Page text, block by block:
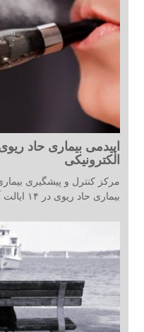
اپیدمی بیماری حاد
الکترونیکی
مرکز کنترل و پیشگیری
بیماری حاد ریوی در ۱۴ ایالت آمریکا را، سیگارهای ...